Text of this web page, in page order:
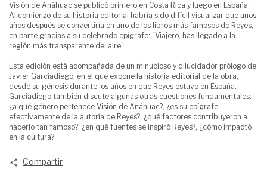
Visión de Anáhuac se publicó primero en Costa Rica y luego en España.
Al comienzo de su historia editorial habría sido difícil visualizar que unos
años después se convertiría en uno de los libros más famosos de Reyes,
en parte gracias a su celebrado epígrafe: "Viajero, has llegado a la
región más transparente del aire".
Esta edición está acompañada de un minucioso y dilucidador prólogo de
Javier Garciadiego, en el que expone la historia editorial de la obra,
desde su génesis durante los años en que Reyes estuvo en España.
Garciadiego también discute algunas otras cuestiones fundamentales:
¿a qué género pertenece Visión de Anáhuac?, ¿es su epígrafe
efectivamente de la autoría de Reyes?, ¿qué factores contribuyeron a
hacerlo tan famoso?, ¿en qué fuentes se inspiró Reyes?, ¿cómo impactó
en la cultura?
Compartir